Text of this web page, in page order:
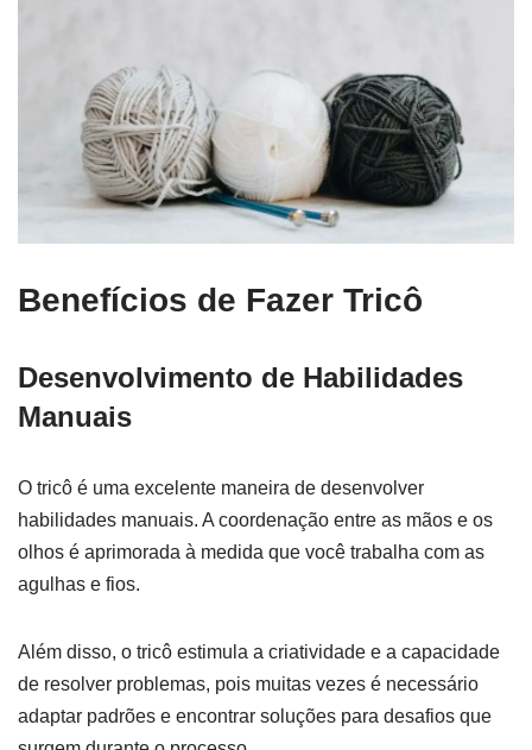
Benefícios de Fazer Tricô
Desenvolvimento de Habilidades
Manuais
O tricô é uma excelente maneira de desenvolver
habilidades manuais. A coordenação entre as mãos e os
olhos é aprimorada à medida que você trabalha com as
agulhas e fios.
Além disso, o tricô estimula a criatividade e a capacidade
de resolver problemas, pois muitas vezes é necessário
adaptar padrões e encontrar soluções para desafios que